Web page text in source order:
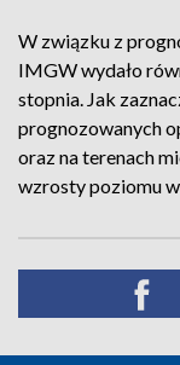
W związku z
IMGW wydało
stopnia. Jak
prognozowanych
oraz na terenach
wzrosty poziomu